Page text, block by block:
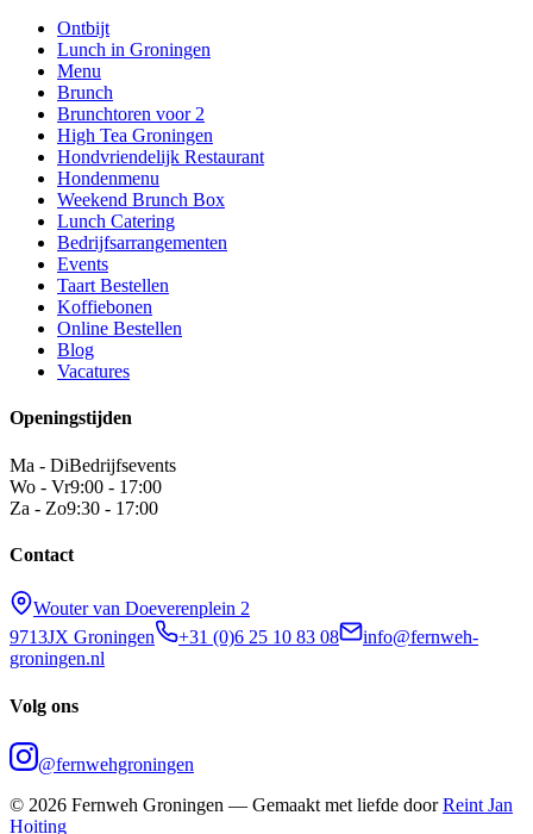
Ontbijt
Lunch in Groningen
Menu
Brunch
Brunchtoren voor 2
High Tea Groningen
Hondvriendelijk Restaurant
Hondenmenu
Weekend Brunch Box
Lunch Catering
Bedrijfsarrangementen
Events
Taart Bestellen
Koffiebonen
Online Bestellen
Blog
Vacatures
Openingstijden
Ma - DiBedrijfsevents
Wo - Vr9:00 - 17:00
Za - Zo9:30 - 17:00
Contact
Wouter van Doeverenplein 2
9713JX Groningen
+31 (0)6 25 10 83 08
info@fernweh-
groningen.nl
Volg ons
@fernwehgroningen
© 2026 Fernweh Groningen — Gemaakt met liefde door Reint Jan
Hoiting